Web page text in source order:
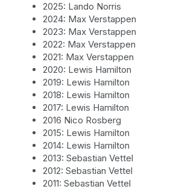
2025: Lando Norris
2024: Max Verstappen
2023: Max Verstappen
2022: Max Verstappen
2021: Max Verstappen
2020: Lewis Hamilton
2019: Lewis Hamilton
2018: Lewis Hamilton
2017: Lewis Hamilton
2016 Nico Rosberg
2015: Lewis Hamilton
2014: Lewis Hamilton
2013: Sebastian Vettel
2012: Sebastian Vettel
2011: Sebastian Vettel